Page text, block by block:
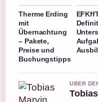
Therme Erding
mit
Übernachtung
– Pakete,
Preise und
Buchungstipps
UBER